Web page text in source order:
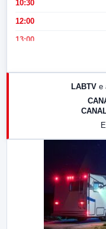
10:30
12:00
13:00
17:00
LABTV e